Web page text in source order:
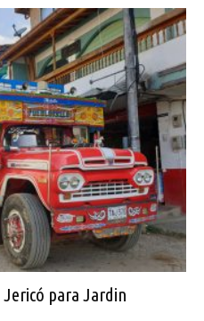
Jericó para Jardin